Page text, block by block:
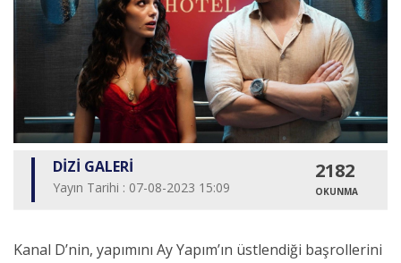
DİZİ GALERİ
Yayın Tarihi : 07-08-2023 15:09
2182
OKUNMA
Kanal D’nin, yapımını Ay Yapım’ın üstlendiği başrollerini